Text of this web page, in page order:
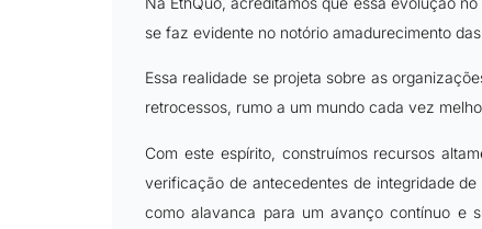
se faz evidente no notório amadurecimento
Essa realidade se projeta sobre as
retrocessos, rumo a um mundo cada vez
Com este espírito, construímos recursos
verificação de antecedentes de integridade
como alavanca para um avanço contínuo e